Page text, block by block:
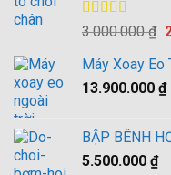
Được xếp
5 sao
3.000.000₫
Máy Xoay Eo
13.900.000 ₫
BẬP BÊNH
5.500.000 ₫